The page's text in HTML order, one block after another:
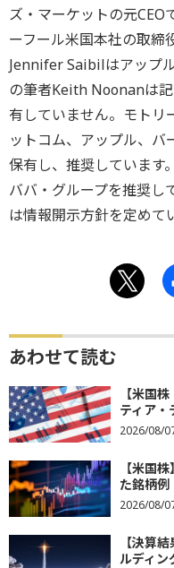
ズ・マーケットの元CEO
ーフール米国本社の取締
Jennifer Saibilはアップ
の筆者Keith Noonanは
有していません。モトリ
ットコム、アップル、バ
保有し、推奨しています
ババ・グループを推奨し
は情報開示方針を定めて
あわせて読む
【米国
ティア・
2026/08/
【米国
た銘柄例
2026/08/
【決算
ルディン